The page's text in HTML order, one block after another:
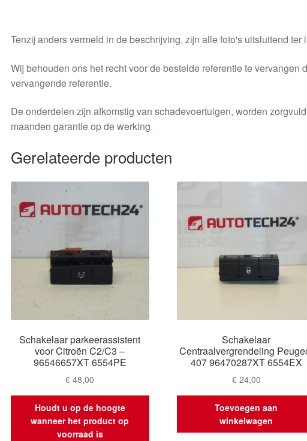
Tenzij anders vermeld in de beschrijving, zijn alle foto's uitsluitend ter
Wij behouden ons het recht voor de bestelde referentie te vervangen
vervangende referentie.
De onderdelen zijn afkomstig van schadevoertuigen, worden
maanden garantie op de werking.
Gerelateerde producten
Schakelaar parkeerassistent
voor Citroën C2/C3 –
96546657XT 6554PE
€ 48,00
Houdt u op de hoogte
wanneer het product op
voorraad is
Schakelaar
Centraalvergrendeling
407 96470287XT 6554EX
€24,00
Toevoegen aan
winkelwagen